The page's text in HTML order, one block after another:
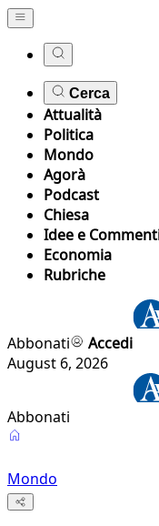
Cerca
Attualità
Politica
Mondo
Agorà
Podcast
Chiesa
Idee e
Economia
Rubriche
Abbonati
Accedi
August 6, 2026
Abbonati
Mondo